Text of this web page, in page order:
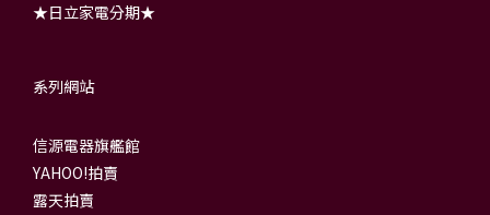
★日立家電分期★
系列網站
信源電器旗艦館
YAHOO!拍賣
露天拍賣